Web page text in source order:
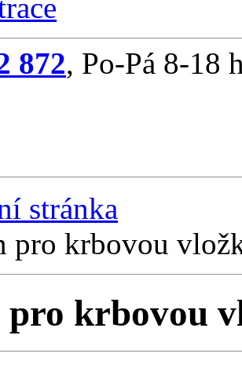
872, Po-Pá 8-18
stránka
pro krbovou
pro krbovou